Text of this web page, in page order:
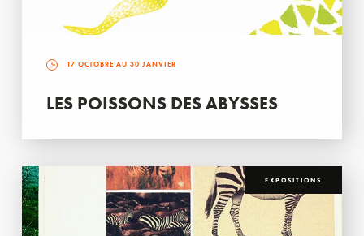
17 OCTOBRE AU 30 JANVIER
LES POISSONS DES ABYSSES
EXPOSITIONS